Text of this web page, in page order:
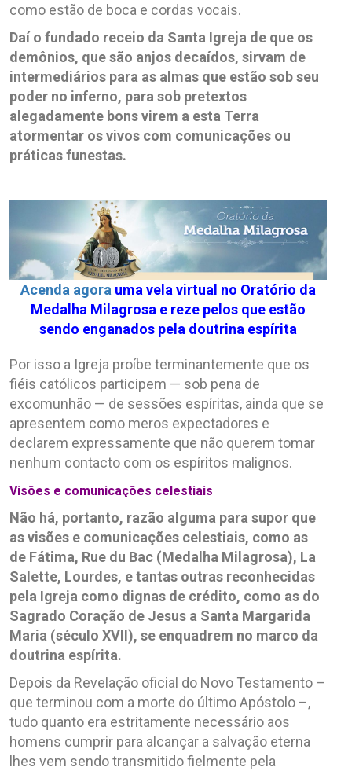
como estão de boca e cordas vocais.
Daí o fundado receio da Santa Igreja de que os
demônios, que são anjos decaídos, sirvam de
intermediários para as almas que estão sob seu
poder no inferno, para sob pretextos
alegadamente bons virem a esta Terra
atormentar os vivos com comunicações ou
práticas funestas.
Acenda agora uma vela virtual no Oratório da
Medalha Milagrosa e reze pelos que estão
sendo enganados pela doutrina espírita
Por isso a Igreja proíbe terminantemente que os
fiéis católicos participem — sob pena de
excomunhão — de sessões espíritas, ainda que se
apresentem como meros expectadores e
declarem expressamente que não querem tomar
nenhum contacto com os espíritos malignos.
Visões e comunicações celestiais
Não há, portanto, razão alguma para supor que
as visões e comunicações celestiais, como as
de Fátima, Rue du Bac (Medalha Milagrosa), La
Salette, Lourdes, e tantas outras reconhecidas
pela Igreja como dignas de crédito, como as do
Sagrado Coração de Jesus a Santa Margarida
Maria (século XVII), se enquadrem no marco da
doutrina espírita.
Depois da Revelação oficial do Novo Testamento –
que terminou com a morte do último Apóstolo –,
tudo quanto era estritamente necessário aos
homens cumprir para alcançar a salvação eterna
lhes vem sendo transmitido fielmente pela